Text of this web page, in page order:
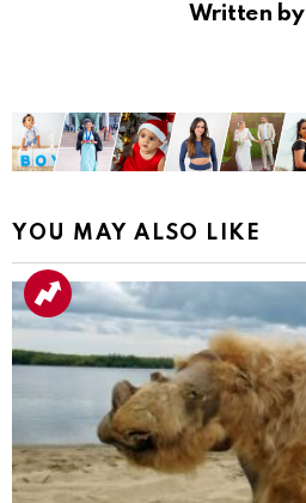
Written by
YOU MAY ALSO LIKE